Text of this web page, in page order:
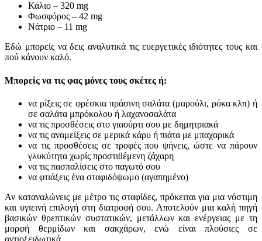
Κάλιο – 320 mg
Φωσφόρος – 42 mg
Νάτριο – 11 mg
Εδώ μπορείς να δεις αναλυτικά τις ευεργετικές ιδιότητες τους και
πού κάνουν καλό.
Μπορείς να τις φας μόνες τους σκέτες ή:
να ρίξεις σε φρέσκια πράσινη σαλάτα (μαρούλι, ρόκα κλπ) ή
σε σαλάτα μπρόκολου ή λαχανοσαλάτα
να τις προσθέσεις στο γιαούρτι σου με δημητριακά
να τις αναμείξεις σε μερικά κάρυ ή πιάτα με μπαχαρικά
να τις προσθέσεις σε τροφές που ψήνεις, ώστε να πάρουν
γλυκύτητα χωρίς προστιθέμενη ζάχαρη
να τις πασπαλίσεις στο παγωτό σου
να φτιάξεις ένα σταφιδόψωμο (αγαπημένο)
Αν καταναλώνεις με μέτρο τις σταφίδες, πρόκειται για μια νόστιμη
και υγιεινή επιλογή στη διατροφή σου. Αποτελούν μια καλή πηγή
βασικών θρεπτικών συστατικών, μετάλλων και ενέργειας με τη
μορφή θερμίδων και σακχάρων, ενώ είναι πλούσιες σε
αντιοξειδωτικά.